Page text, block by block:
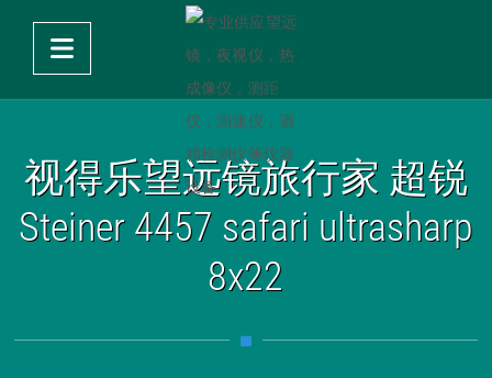
视得乐望远镜旅行家 超锐
Steiner 4457 safari ultrasharp
8x22